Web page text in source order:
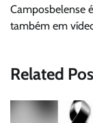
Camposbelense
também em
Related